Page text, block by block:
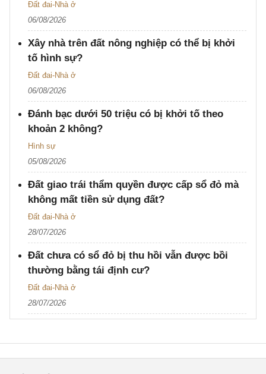
Đất đai-Nhà ở
06/08/2026
Xây nhà trên đất nông nghiệp có thể bị khởi
tố hình sự?
Đất đai-Nhà ở
06/08/2026
Đánh bạc dưới 50 triệu có bị khởi tố theo
khoản 2 không?
Hình sự
05/08/2026
Đất giao trái thẩm quyền được cấp sổ đỏ mà
không mất tiền sử dụng đất?
Đất đai-Nhà ở
28/07/2026
Đất chưa có sổ đỏ bị thu hồi vẫn được bồi
thường bằng tái định cư?
Đất đai-Nhà ở
28/07/2026